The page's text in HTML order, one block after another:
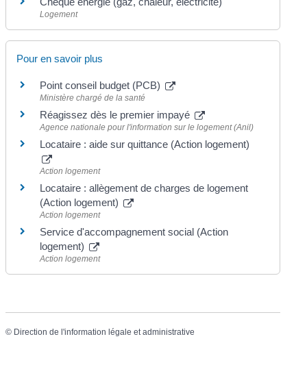
Logement
Pour en savoir plus
Point conseil budget (PCB)
Ministère chargé de la santé
Réagissez dès le premier impayé
Agence nationale pour l'information sur le logement (Anil)
Locataire : aide sur quittance (Action logement)
Action logement
Locataire : allègement de charges de logement
(Action logement)
Action logement
Service d'accompagnement social (Action
logement)
Action logement
© Direction de l'information légale et administrative